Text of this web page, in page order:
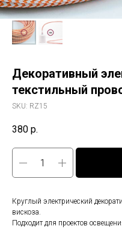
Декоративный
текстильный
SKU: RZ15
380 р.
Круглый электрический
вискоза.
Подходит для проектов